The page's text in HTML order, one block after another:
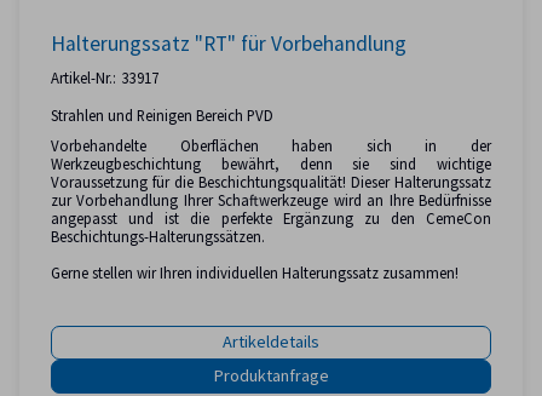
Halterungssatz "RT" für Vorbehandlung
Artikel-Nr.: 33917
Strahlen und Reinigen Bereich PVD
Vorbehandelte Oberflächen haben sich in der
Werkzeugbeschichtung bewährt, denn sie sind wichtige
Voraussetzung für die Beschichtungsqualität! Dieser Halterungssatz
zur Vorbehandlung Ihrer Schaftwerkzeuge wird an Ihre Bedürfnisse
angepasst und ist die perfekte Ergänzung zu den CemeCon
Beschichtungs-Halterungssätzen.
Gerne stellen wir Ihren individuellen Halterungssatz zusammen!
Artikeldetails